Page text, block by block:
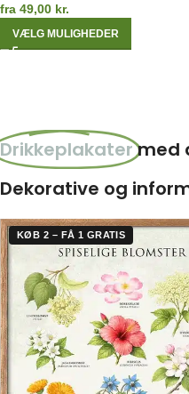
fra 49,00 kr.
VÆLG MULIGHEDER
Drikkeplakatermed
Dekorative og
KØB 2 – FÅ 1 GRATIS